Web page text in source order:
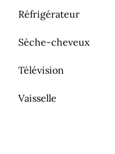
Réfrigérateur
Sèche-cheveux
Télévision
Vaisselle